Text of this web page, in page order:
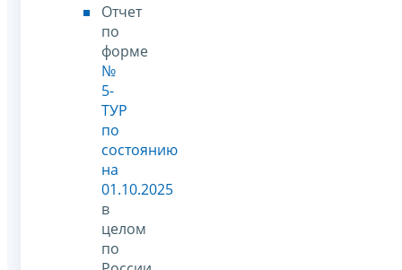
Отчет
по
форме
№
5-
ТУР
по
состоянию
на
01.10.2025
в
целом
по